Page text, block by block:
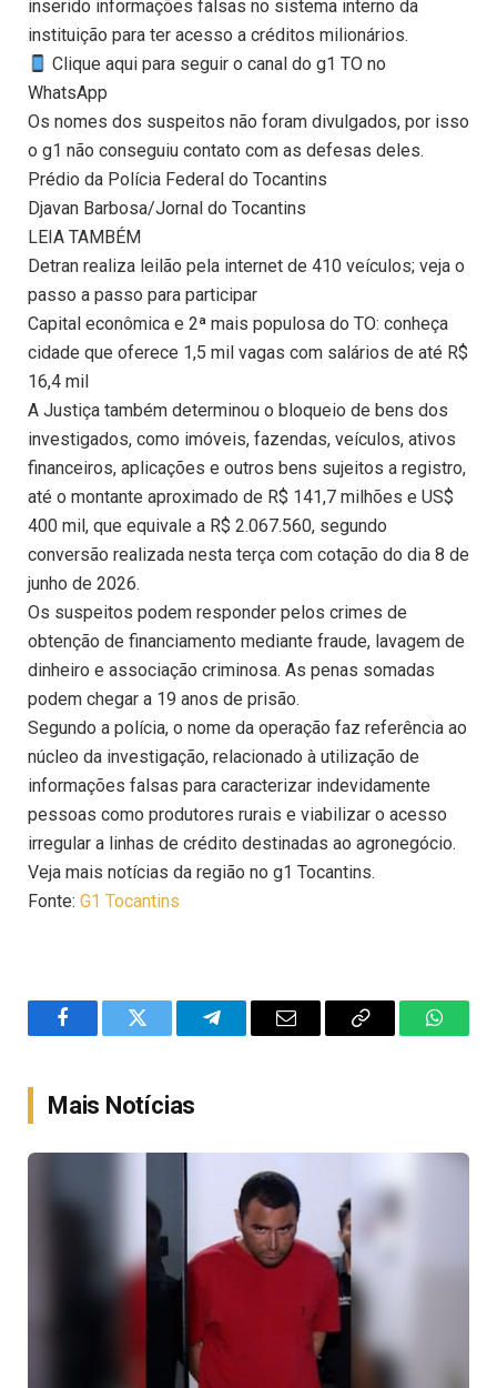
inserido informações falsas no sistema interno da
instituição para ter acesso a créditos milionários.
Clique aqui para seguir o canal do g1 TO no
WhatsApp
Os nomes dos suspeitos não foram divulgados, por isso
o g1 não conseguiu contato com as defesas deles.
Prédio da Polícia Federal do Tocantins
Djavan Barbosa/Jornal do Tocantins
LEIA TAMBÉM
Detran realiza leilão pela internet de 410 veículos; veja o
passo a passo para participar
Capital econômica e 2ª mais populosa do TO: conheça
cidade que oferece 1,5 mil vagas com salários de até R$
16,4 mil
A Justiça também determinou o bloqueio de bens dos
investigados, como imóveis, fazendas, veículos, ativos
financeiros, aplicações e outros bens sujeitos a registro,
até o montante aproximado de R$ 141,7 milhões e US$
400 mil, que equivale a R$ 2.067.560, segundo
conversão realizada nesta terça com cotação do dia 8 de
junho de 2026.
Os suspeitos podem responder pelos crimes de
obtenção de financiamento mediante fraude, lavagem de
dinheiro e associação criminosa. As penas somadas
podem chegar a 19 anos de prisão.
Segundo a polícia, o nome da operação faz referência ao
núcleo da investigação, relacionado à utilização de
informações falsas para caracterizar indevidamente
pessoas como produtores rurais e viabilizar o acesso
irregular a linhas de crédito destinadas ao agronegócio.
Veja mais notícias da região no g1 Tocantins.
Fonte: G1 Tocantins
FacebookTwitter TelegramEmail
Copy
Mais Notícias